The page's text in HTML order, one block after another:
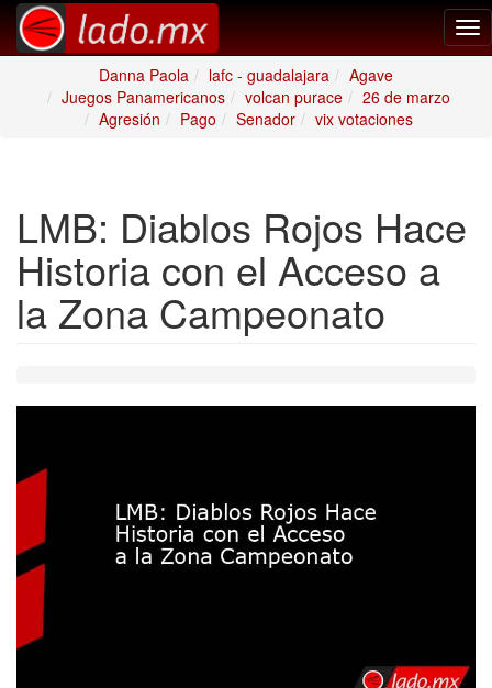
Danna Paola
lafc - guadalajara
Agave
Juegos Panamericanos
volcan purace
26 de marzo
Agresión
Pago Senador vix votaciones
LMB: Diablos Rojos Hace
Historia con el Acceso a
la Zona Campeonato